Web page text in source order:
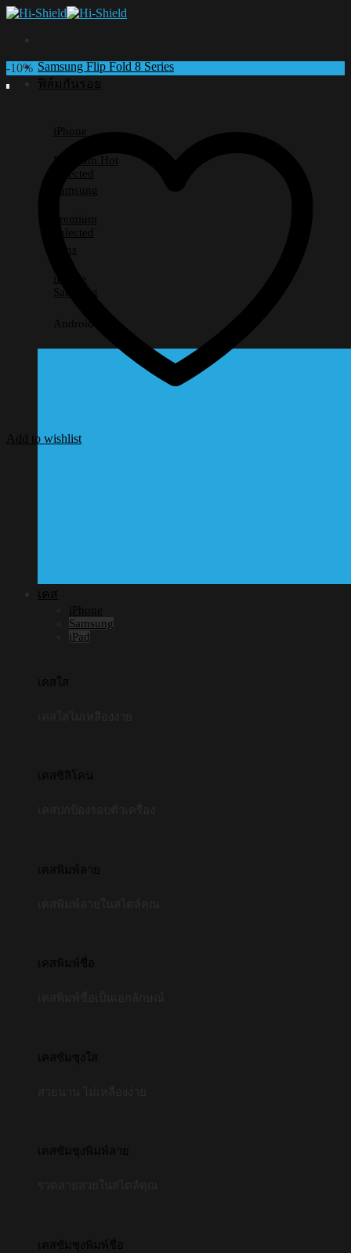
Skip
Samsung Flip Fold 8 Series
ฟิล์มกันรอย
iPhone
Premium
Selected
Samsung
Premium
Selected
Lens
iPhone
Samsung
Android อื่นๆ
เคส
iPhone
Samsung
iPad
เคสใส
เคสซิลิโคน
เคสพิมพ์ลาย
เคสพิมพ์ชื่อ
เคสซัมซุงใส
เคสซัมซุงพิมพ์ลาย
เคสซัมซุงพิมพ์ชื่อ
-10%
Add to wishlist